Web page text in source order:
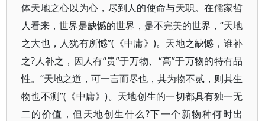
体天地之心以为心，尽到人的使命与天职。在儒家哲
人看来，世界是缺憾的世界，是不完美的世界，“天地
之大也，人犹有所憾”(《中庸》)。天地之缺憾，谁补
之?人补之，因人有“贵”于万物、“高”于万物的特有品
性。“天地之道，可一言而尽也，其为物不贰，则其生
物也不测”(《中庸》)。天地创生的一切都具有独一无
二的价值，但天地创生什么?下一个新物种何时出